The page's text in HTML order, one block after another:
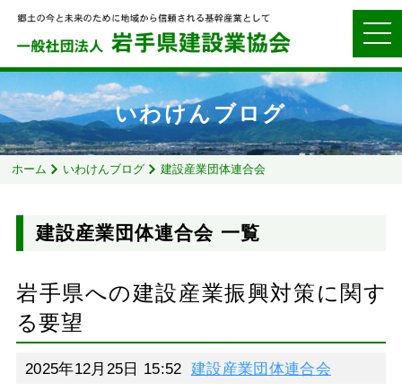
いわけんブログ
ホーム いわけんブログ 建設産業団体連合会
建設産業団体連合会 一覧
岩手県への建設産業振興対策に関す
る要望
2025年12月25日 15:52 建設産業団体連合会